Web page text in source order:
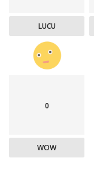
LUCU
0
WOW